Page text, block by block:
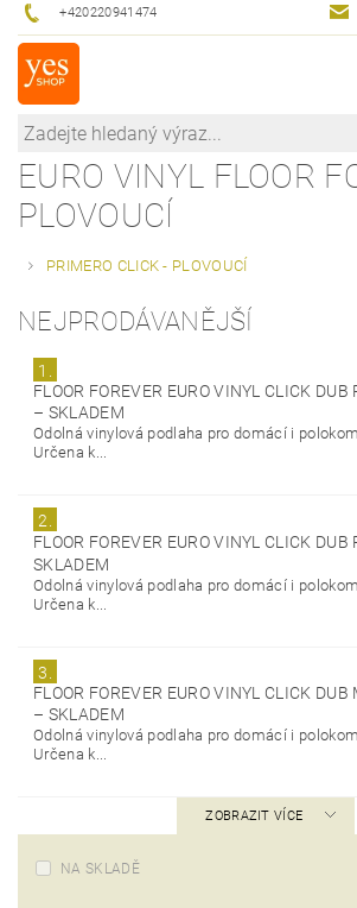
+420220941474
EURO VINYL FLOOR
PLOVOUCÍ
PRIMERO CLICK - PLOVOUCÍ
NEJPRODÁVANĚJŠÍ
1.
FLOOR FOREVER EURO VINYL CLICK DUB
– SKLADEM
Odolná vinylová podlaha pro domácí i
Určena k...
2.
FLOOR FOREVER EURO VINYL CLICK
SKLADEM
Odolná vinylová podlaha pro domácí i
Určena k...
3.
FLOOR FOREVER EURO VINYL CLICK
– SKLADEM
Odolná vinylová podlaha pro domácí i
Určena k...
ZOBRAZIT VÍCE
NA SKLADĚ